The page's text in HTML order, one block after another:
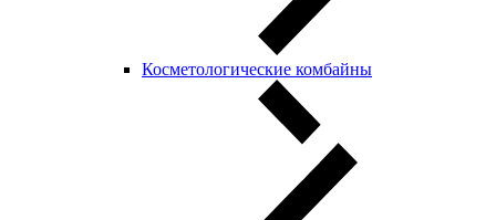
Косметологические комбайны